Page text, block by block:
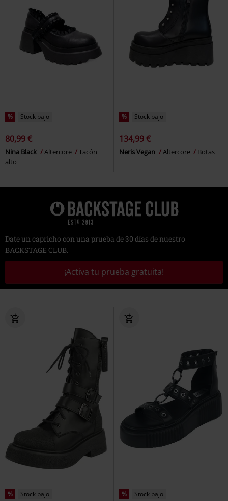
% Stock bajo
80,99 €
Nina Black Altercore
Tacón
alto
% Stock bajo
134,99 €
Neris Vegan Altercore Botas
Date un capricho con una prueba de 30 días de nuestro
BACKSTAGE CLUB.
¡Activa tu prueba gratuita!
% Stock bajo % Stock bajo